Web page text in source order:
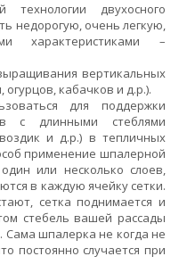
двухосного
недорогую, очень легкую,
характеристиками –
вертикальных
огурцов, кабачков и д.р.).
для поддержки
с длинными стеблями
и д.р.) в тепличных
применение шпалерной
или несколько слоев,
в каждую ячейку сетки.
сетка поднимается и
стебель вашей рассады
Сама шпалерка не когда не
постоянно случается при